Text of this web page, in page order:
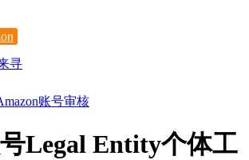
寻
账号审核
Legal Entity个体工